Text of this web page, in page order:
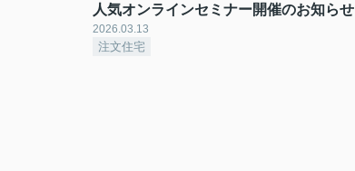
人気オンラインセミナー開催のお知らせ
2026.03.13
注文住宅